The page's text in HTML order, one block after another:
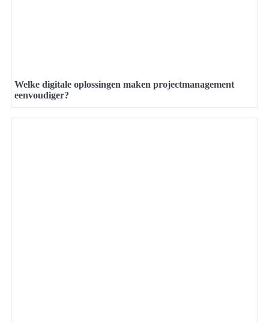
Welke digitale oplossingen maken projectmanagement
eenvoudiger?